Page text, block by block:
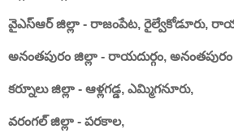
వైఎస్ఆర్ జిల్లా - రాజంపేట, రైల్వేకోడూరు,
అనంతపురం జిల్లా - రాయదుర్గం,
కర్నూలు జిల్లా - ఆళ్లగడ్డ, ఎమ్మిగనూరు,
వరంగల్ జిల్లా - పరకాల,